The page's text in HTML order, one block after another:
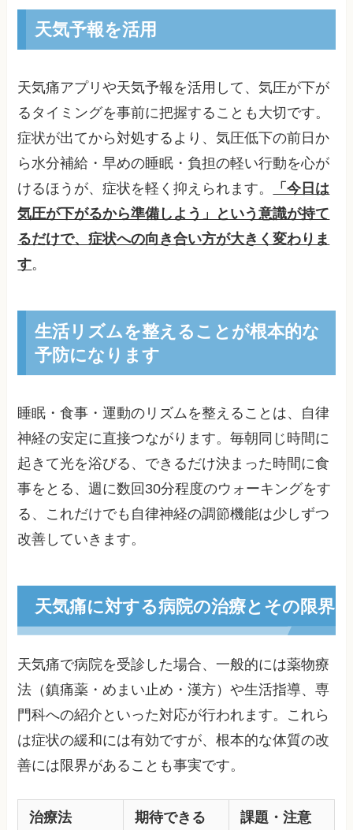
天気予報を活用
天気痛アプリや天気予報を活用して、気圧が下が
るタイミングを事前に把握することも大切です。
症状が出てから対処するより、気圧低下の前日か
ら水分補給・早めの睡眠・負担の軽い行動を心が
けるほうが、症状を軽く抑えられます。
「今日は
気圧が下がるから準備しよう」という意識が持て
るだけで、症状への向き合い方が大きく変わりま
す。
生活リズムを整えることが根本的な
予防になります
睡眠・食事・運動のリズムを整えることは、自律
神経の安定に直接つながります。毎朝同じ時間に
起きて光を浴びる、できるだけ決まった時間に食
事をとる、週に数回30分程度のウォーキングをす
る、これだけでも自律神経の調節機能は少しずつ
改善していきます。
天気痛に対する病院の治療とその限界
天気痛で病院を受診した場合、一般的には薬物療
法（鎮痛薬・めまい止め・漢方）や生活指導、専
門科への紹介といった対応が行われます。これら
は症状の緩和には有効ですが、根本的な体質の改
善には限界があることも事実です。
治療法
期待できる
課題・注意